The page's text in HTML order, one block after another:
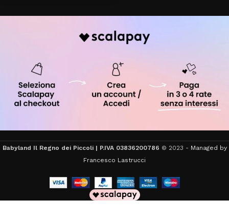
Babyland Il Regno dei Piccoli | P.IVA 03836200786 © 2023 - Managed by
Francesco Lastrucci